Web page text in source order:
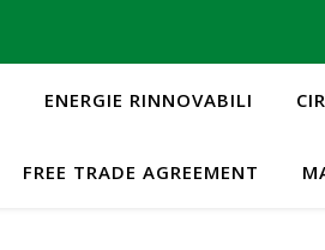
ENERGIE RINNOVABILI
FREE TRADE AGREEMENT